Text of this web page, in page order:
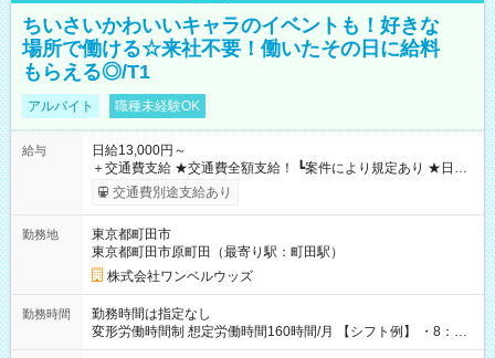
ちいさいかわいいキャラのイベントも！好きな
場所で働ける☆来社不要！働いたその日に給料
もらえる◎/T1
アルバイト 職種未経験OK
給与
日給13,000円～
＋交通費支給 ★交通費全額支給！ ┗案件により規定あり ★日払
いOK！（規定あり） ┗働いたその日に現金GET♪ お仕事後はコ
ンビニATMから 日払い分を引き落とせます！ 【試用期間】試
交通費別途支給あり
勤務地
東京都町田市
東京都町田市原町田（最寄り駅：町田駅）
株式会社ワンベルウッズ
勤務時間
勤務時間は指定なし
変形労働時間制 想定労働時間160時間/月 【シフト例】 ・8：00
～21：00